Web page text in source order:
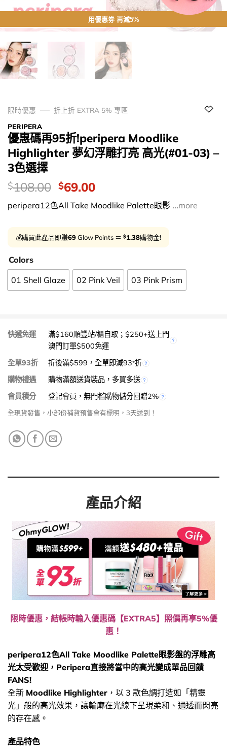
用優惠劵 再減5%
限時優惠
折上折 EXTRA 5% 專區
PERIPERA
優惠碼再95折!peripera Moodlike
Highlighter 夢幻浮雕打亮 高光(#01-03) –
3色選擇
價
錢：
$108.00 Original
price
was:
$69.00Current
price
is:
peripera12色All Take Moodlike Palette眼影 ...more
💰購買此產品即賺69Glow Points ＝ $1.38購物金!
Colors
01 Shell Glaze 02 Pink Veil 03 Pink Prism
快遞免運
滿$160順豐站/櫃自取；$250+送上門
澳門訂單$500免運
全單93折
折後滿$599，全單即減93*折
購物禮遇
購物滿額送貨裝品，多買多送
會員積分
登記會員，無門檻購物儲分回贈2%
全現貨發售，小部份補貨預售會有標明，3天送到！
產品介紹
限時優惠，結帳時輸入優惠碼【EXTRA5】照價再享5%優
惠！
peripera12色All Take Moodlike Palette眼影盤的浮雕高
光太受歡迎，Peripera直接將當中的高光變成單品回饋
FANS!
全新 Moodlike Highlighter ，以 3 款色調打造如「精靈
光」般的高光效果，讓輪廓在光線下呈現柔和、通透而閃亮
的存在感。
產品特色